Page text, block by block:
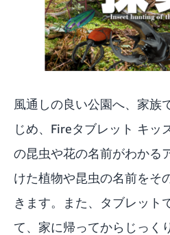
風通しの良い公園へ、家族
じめ、 Fireタブレット キッ
の昆虫や花の名前がわかる
けた植物や昆虫の名前をそ
きます。また、タブレット
て、家に帰ってからじっく